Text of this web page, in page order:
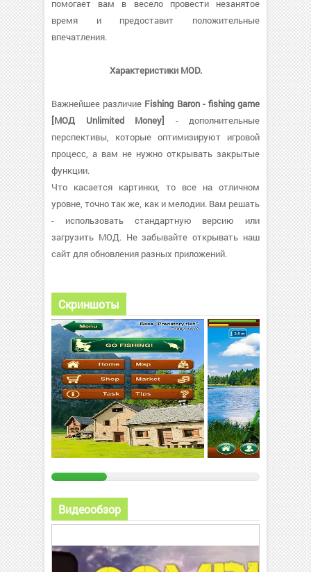
помогает вам в весело провести незанятое
время и предоставит положительные
впечатления.
Характеристики MOD.
Важнейшее различие Fishing Baron - fishing game
[МОД Unlimited Money] - дополнительные
перспективы, которые оптимизируют игровой
процесс, а вам не нужно открывать закрытые
функции.
Что касается картинки, то все на отличном
уровне, точно так же, как и мелодии. Вам решать
- использовать стандартную версию или
загрузить МОД. Не забывайте открывать наш
сайт для обновления разных приложений.
Скриншоты
Видеообзор